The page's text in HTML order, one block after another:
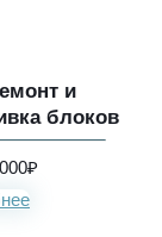
и
блоков